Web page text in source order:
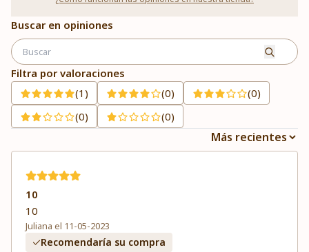
Buscar en opiniones
Filtra por valoraciones
(1)
(0)
(0)
(0)
(0)
10
10
Juliana el 11-05-2023
Recomendaría su compra